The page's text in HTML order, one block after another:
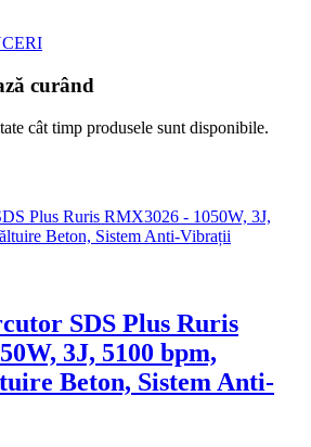
curând
cât timp produsele sunt disponibile.
SDS Plus Ruris
3J, 5100 bpm,
Beton, Sistem Anti-